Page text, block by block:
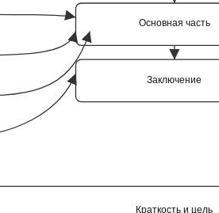
Основная часть
Заключение
Краткость и цель